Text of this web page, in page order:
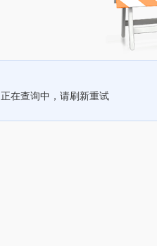
正在查询中，请刷新重试